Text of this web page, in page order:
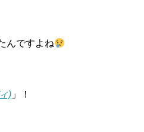
んですよね
) 」！